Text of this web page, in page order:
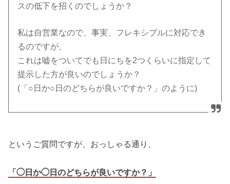
スの低下を招くのでしょうか？
私は自営業なので、事実、フレキシブルに対応でき
るのですが、
これは嘘をついてでも日にちを2つくらいに指定して
提示した方が良いのでしょうか？
(「○日か○日のどちらが良いですか？」のように)
というご質問ですが、おっしゃる通り、
「◯日か◯日のどちらが良いですか？」